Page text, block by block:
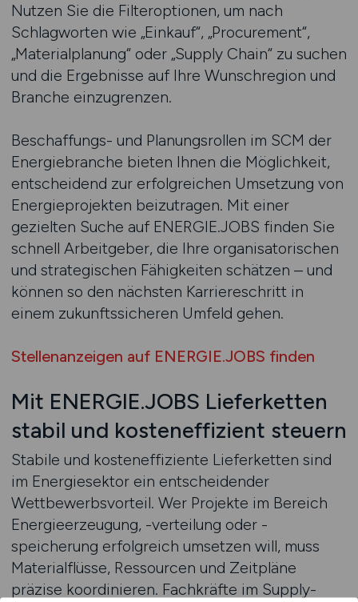
Nutzen Sie die Filteroptionen, um nach
Schlagworten wie „Einkauf“, „Procurement“,
„Materialplanung“ oder „Supply Chain“ zu suchen
und die Ergebnisse auf Ihre Wunschregion und
Branche einzugrenzen.
Beschaffungs- und Planungsrollen im SCM der
Energiebranche bieten Ihnen die Möglichkeit,
entscheidend zur erfolgreichen Umsetzung von
Energieprojekten beizutragen. Mit einer
gezielten Suche auf ENERGIE.JOBS finden Sie
schnell Arbeitgeber, die Ihre organisatorischen
und strategischen Fähigkeiten schätzen – und
können so den nächsten Karriereschritt in
einem zukunftssicheren Umfeld gehen.
Stellenanzeigen auf ENERGIE.JOBS finden
Mit ENERGIE.JOBS Lieferketten
stabil und kosteneffizient steuern
Stabile und kosteneffiziente Lieferketten sind
im Energiesektor ein entscheidender
Wettbewerbsvorteil. Wer Projekte im Bereich
Energieerzeugung, -verteilung oder -
speicherung erfolgreich umsetzen will, muss
Materialflüsse, Ressourcen und Zeitpläne
präzise koordinieren. Fachkräfte im Supply-